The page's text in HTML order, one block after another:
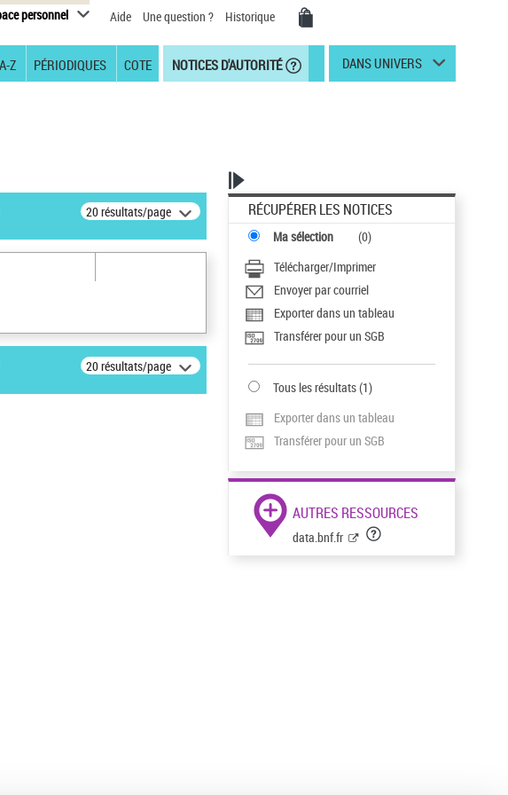
personnel Aide Une question ? Historique
Z PÉRIODIQUES COTE NOTICES D'AUTORITÉ DANS UNIVERS
20 résultats/page
20 résultats/page
RÉCUPÉRER LES NOTICES
Ma sélection (0)
Télécharger/Imprimer
Envoyer par courriel
Exporter dans un tableau
Transférer pour un SGB
Tous les résultats(1)
Exporter dans un tableau
Transférer pour un SGB
AUTRES RESSOURCES
data.bnf.fr